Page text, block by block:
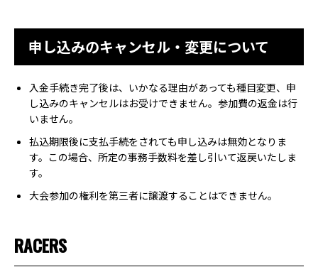
申し込みのキャンセル・変更について
入金手続き完了後は、いかなる理由があっても種目変更、申
し込みのキャンセルはお受けできません。参加費の返金は行
いません。
払込期限後に支払手続をされても申し込みは無効となりま
す。この場合、所定の事務手数料を差し引いて返戻いたしま
す。
大会参加の権利を第三者に譲渡することはできません。
RACERS